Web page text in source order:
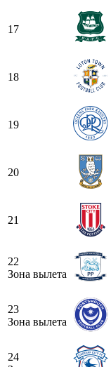
17
18
19
20
21
22
Зона вылета
23
Зона вылета
24